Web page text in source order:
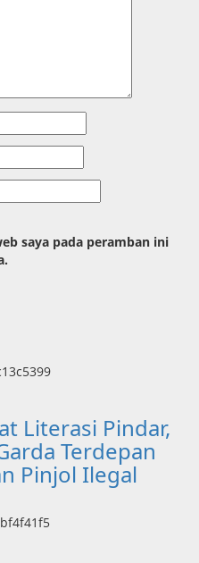
saya pada peramban ini
Literasi Pindar,
Terdepan
Pinjol Ilegal